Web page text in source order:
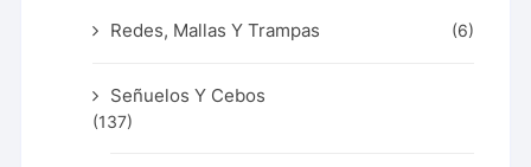
Redes, Mallas Y Trampas (6)
Señuelos Y Cebos
(137)